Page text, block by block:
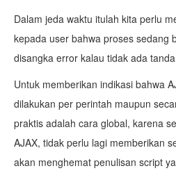
Dalam jeda waktu itulah kita perlu
kepada user bahwa proses sedang
disangka error kalau tidak ada
Untuk memberikan indikasi bahwa
dilakukan per perintah maupun
praktis adalah cara global, karena
AJAX, tidak perlu lagi memberikan
akan menghemat penulisan script